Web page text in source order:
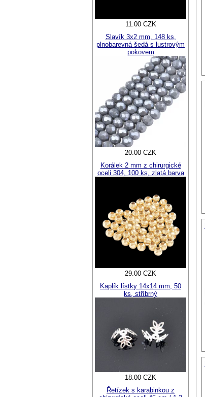
11.00 CZK
Slavík 3x2 mm, 148 ks,
plnobarevná šedá s lustrovým
pokovem
20.00 CZK
Korálek 2 mm z chirurgické
oceli 304, 100 ks, zlatá barva
29.00 CZK
Kaplík lístky 14x14 mm, 50
ks, stříbrný
18.00 CZK
Řetízek s karabinkou z